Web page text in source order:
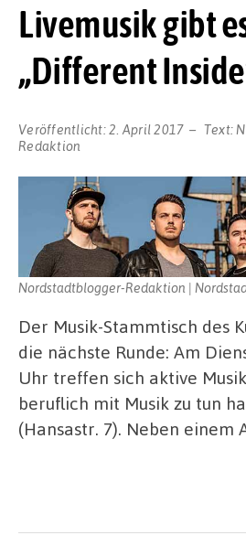
Livemusik gibt
„Different
Veröffentlicht:2. April 2017 Text:
Redaktion
Nordstadtblogger-Redaktion |
Der Musik-Stammtisch des
die nächste Runde: Am
Uhr treffen sich aktive
beruflich mit Musik zu tun
(Hansastr. 7). Neben einem